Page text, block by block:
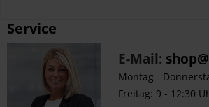
Service
E-Mail:
Montag -
Freitag: 9 - 12:30